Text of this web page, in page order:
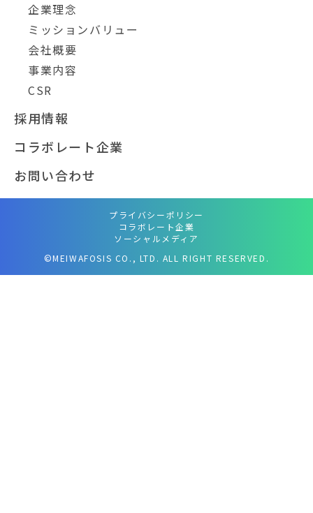
企業理念
ミッションバリュー
会社概要
事業内容
CSR
採用情報
コラボレート企業
お問い合わせ
プライバシーポリシー
コラボレート企業
ソーシャルメディア
©MEIWAFOSIS CO., LTD. ALL RIGHT RESERVED.